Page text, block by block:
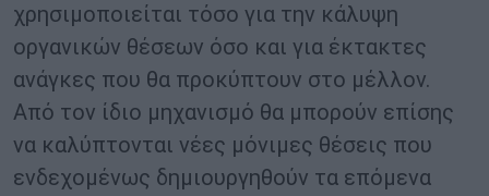
χρησιμοποιείται τόσο για την κάλυψη
οργανικών θέσεων όσο και για έκτακτες
ανάγκες που θα προκύπτουν στο μέλλον.
Από τον ίδιο μηχανισμό θα μπορούν επίσης
να καλύπτονται νέες μόνιμες θέσεις που
ενδεχομένως δημιουργηθούν τα επόμενα